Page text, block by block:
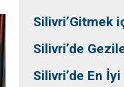
Silivri’Gitmek
Silivri’de
Silivri’de En